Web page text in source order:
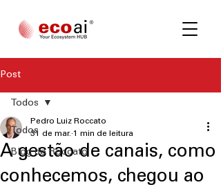
Post
Todos
Blog do Roccato
Todos
A gestão de canais, como
conhecemos, chegou ao
Pedro Luiz Roccato
31 de mar. 1 min de leitura